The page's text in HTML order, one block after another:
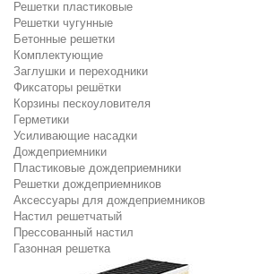
Решетки пластиковые
Решетки чугунные
Бетонные решетки
Комплектующие
Заглушки и переходники
Фиксаторы решётки
Корзины пескоуловителя
Герметики
Усиливающие насадки
Дождеприемники
Пластиковые дождеприемники
Решетки дождеприемников
Аксессуары для дождеприемников
Настил решетчатый
Прессованный настил
Газонная решетка